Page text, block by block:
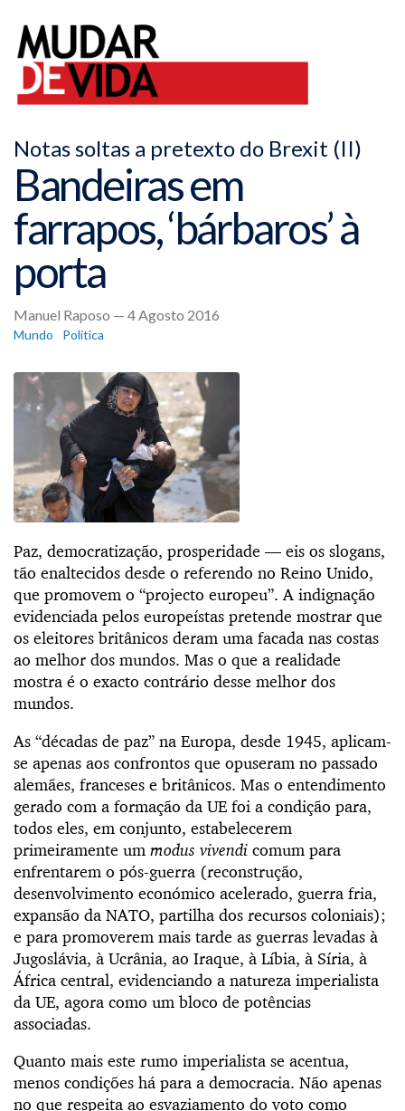
Notas soltas a pretexto do Brexit (II)
Bandeiras em
farrapos, ‘bárbaros’ à
porta
Manuel Raposo — 4 Agosto 2016
Mundo Política
Paz, democratização, prosperidade — eis os slogans,
tão enaltecidos desde o referendo no Reino Unido,
que promovem o “projecto europeu”. A indignação
evidenciada pelos europeístas pretende mostrar que
os eleitores britânicos deram uma facada nas costas
ao melhor dos mundos. Mas o que a realidade
mostra é o exacto contrário desse melhor dos
mundos.
As “décadas de paz” na Europa, desde 1945, aplicam-
se apenas aos confrontos que opuseram no passado
alemães, franceses e britânicos. Mas o entendimento
gerado com a formação da UE foi a condição para,
todos eles, em conjunto, estabelecerem
primeiramente um modus vivendi comum para
enfrentarem o pós-guerra (reconstrução,
desenvolvimento económico acelerado, guerra fria,
expansão da NATO, partilha dos recursos coloniais);
e para promoverem mais tarde as guerras levadas à
Jugoslávia, à Ucrânia, ao Iraque, à Líbia, à Síria, à
África central, evidenciando a natureza imperialista
da UE, agora como um bloco de potências
associadas.
Quanto mais este rumo imperialista se acentua,
menos condições há para a democracia. Não apenas
no que respeita ao esvaziamento do voto como